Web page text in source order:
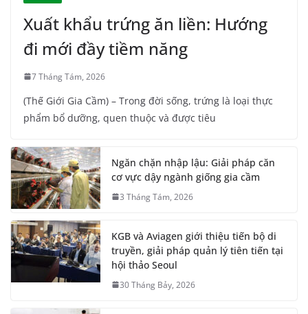
Xuất khẩu trứng ăn liền: Hướng
đi mới đầy tiềm năng
7 Tháng Tám, 2026
(Thế Giới Gia Cầm) – Trong đời sống, trứng là loại thực
phẩm bổ dưỡng, quen thuộc và được tiêu
Ngăn chặn nhập lậu: Giải pháp căn
cơ vực dậy ngành giống gia cầm
3 Tháng Tám, 2026
KGB và Aviagen giới thiệu tiến bộ di
truyền, giải pháp quản lý tiên tiến tại
hội thảo Seoul
30 Tháng Bảy, 2026